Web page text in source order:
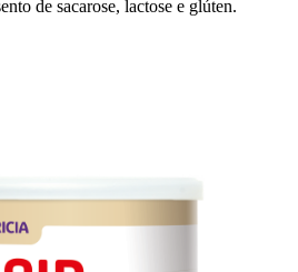
de sacarose, lactose e glúten.